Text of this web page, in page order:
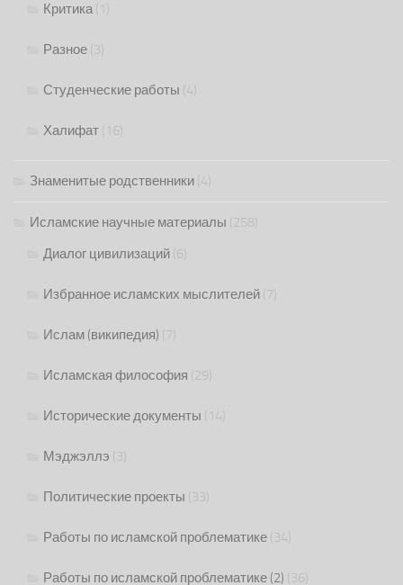
Критика(1)
Разное (3)
Студенческие работы (4)
Халифат (16)
Знаменитые родственники (4)
Исламские научные материалы (258)
Диалог цивилизаций (6)
Избранное исламских мыслителей (7)
Ислам (википедия) (7)
Исламская философия (29)
Исторические документы (14)
Мэджэллэ (3)
Политические проекты (33)
Работы по исламской проблематике (34)
Работы по исламской проблематике (2) (36)